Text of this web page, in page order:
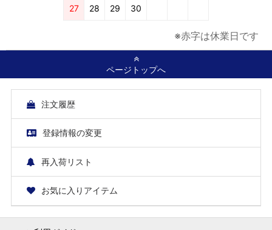
27 28 29 30
※赤字は休業日です
ページトップへ
注文履歴
登録情報の変更
再入荷リスト
お気に入りアイテム